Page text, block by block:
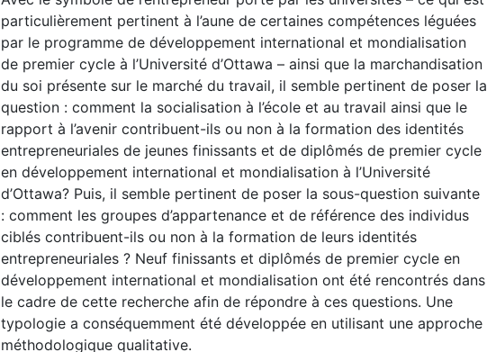
particulièrement pertinent à l’aune de certaines compétences léguées
par le programme de développement international et mondialisation
de premier cycle à l’Université d’Ottawa – ainsi que la marchandisation
du soi présente sur le marché du travail, il semble pertinent de poser la
question : comment la socialisation à l’école et au travail ainsi que le
rapport à l’avenir contribuent-ils ou non à la formation des identités
entrepreneuriales de jeunes finissants et de diplômés de premier cycle
en développement international et mondialisation à l’Université
d’Ottawa? Puis, il semble pertinent de poser la sous-question suivante
: comment les groupes d’appartenance et de référence des individus
ciblés contribuent-ils ou non à la formation de leurs identités
entrepreneuriales ? Neuf finissants et diplômés de premier cycle en
développement international et mondialisation ont été rencontrés dans
le cadre de cette recherche afin de répondre à ces questions. Une
typologie a conséquemment été développée en utilisant une approche
méthodologique qualitative.